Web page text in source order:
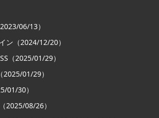
06/13）
ン（2024/12/20）
（2025/01/29）
01/29）
01/30）
2025/08/26）